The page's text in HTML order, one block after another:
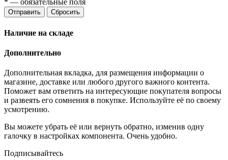
* — обязательные поля
Отправить Сбросить
Наличие на складе
Дополнительно
Дополнительная вкладка, для размещения информации о
магазине, доставке или любого другого важного контента.
Поможет вам ответить на интересующие покупателя вопросы
и развеять его сомнения в покупке. Используйте её по своему
усмотрению.
Вы можете убрать её или вернуть обратно, изменив одну
галочку в настройках компонента. Очень удобно.
Подписывайтесь